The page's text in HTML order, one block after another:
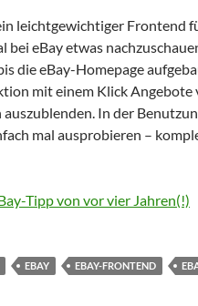
leichtgewichtiger Frontend
bei eBay etwas
die eBay-Homepage
mit einem Klick Angebote
auszublenden. In der
mal ausprobieren –
Tipp von vor vier Jahren(!)
EBAY EBAY-FRONTEND